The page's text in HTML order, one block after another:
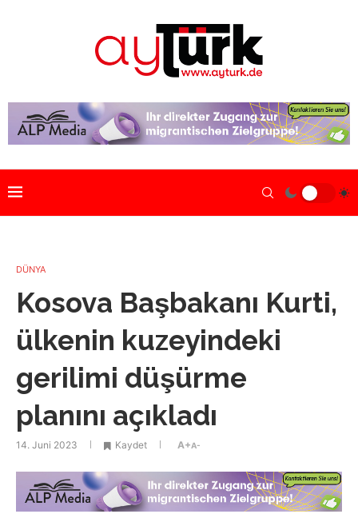
DÜNYA
Kosova Başbakanı Kurti,
ülkenin kuzeyindeki
gerilimi düşürme
planını açıkladı
14. Juni 2023 Kaydet A+A-